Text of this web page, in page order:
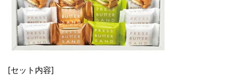
[セット内容]